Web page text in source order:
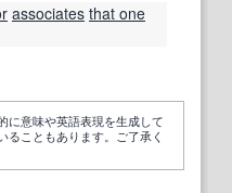
associates that one
に意味や英語表現を生成して
ることもあります。ご了承く